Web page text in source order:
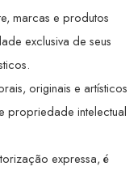
marcas e produtos
exclusiva de seus
originais e artísticos
propriedade intelectual
expressa, é